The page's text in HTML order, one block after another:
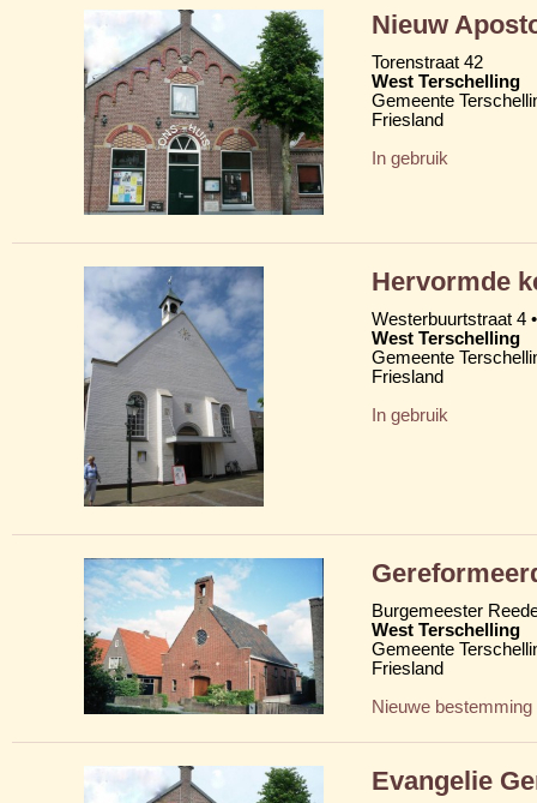
Nieuw
Torenstraat 42
West Terschelling
Gemeente
Friesland
In gebruik
Hervormde
Westerbuurtstraat 4
West Terschelling
Gemeente
Friesland
In gebruik
Burgemeester
West Terschelling
Gemeente
Friesland
Nieuwe bestemming
Evangelie